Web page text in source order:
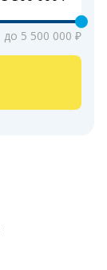
до 5 500 000 ₽